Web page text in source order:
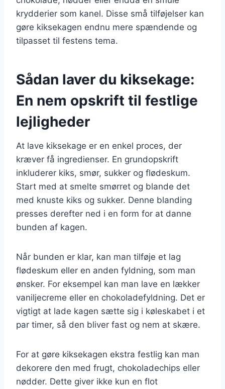
krydderier som kanel. Disse små tilføjelser kan
gøre kiksekagen endnu mere spændende og
tilpasset til festens tema.
Sådan laver du kiksekage:
En nem opskrift til festlige
lejligheder
At lave kiksekage er en enkel proces, der
kræver få ingredienser. En grundopskrift
inkluderer kiks, smør, sukker og flødeskum.
Start med at smelte smørret og blande det
med knuste kiks og sukker. Denne blanding
presses derefter ned i en form for at danne
bunden af kagen.
Når bunden er klar, kan man tilføje et lag
flødeskum eller en anden fyldning, som man
ønsker. For eksempel kan man lave en lækker
vaniljecreme eller en chokoladefyldning. Det er
vigtigt at lade kagen sætte sig i køleskabet i et
par timer, så den bliver fast og nem at skære.
For at gøre kiksekagen ekstra festlig kan man
dekorere den med frugt, chokoladechips eller
nødder. Dette giver ikke kun en flot